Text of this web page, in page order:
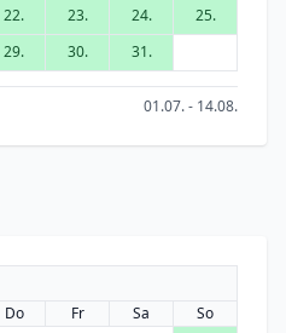
22. 23. 24.
25.
29. 30. 31.
01.07. - 14.08.
Do Fr Sa
So